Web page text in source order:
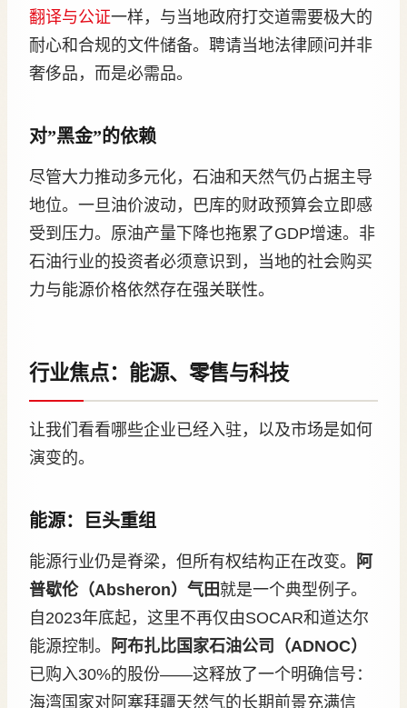
翻译与公证一样，与当地政府打交道需要极大的
耐心和合规的文件储备。聘请当地法律顾问并非
奢侈品，而是必需品。
对”黑金”的依赖
尽管大力推动多元化，石油和天然气仍占据主导
地位。一旦油价波动，巴库的财政预算会立即感
受到压力。原油产量下降也拖累了GDP增速。非
石油行业的投资者必须意识到，当地的社会购买
力与能源价格依然存在强关联性。
行业焦点：能源、零售与科技
让我们看看哪些企业已经入驻，以及市场是如何
演变的。
能源：巨头重组
能源行业仍是脊梁，但所有权结构正在改变。
阿
普歇伦（Absheron）气田 就是一个典型例子。
自2023年底起，这里不再仅由SOCAR和道达尔
能源控制。
阿布扎比国家石油公司（ADNOC）
已购入30%的股份——这释放了一个明确信号：
海湾国家对阿塞拜疆天然气的长期前景充满信